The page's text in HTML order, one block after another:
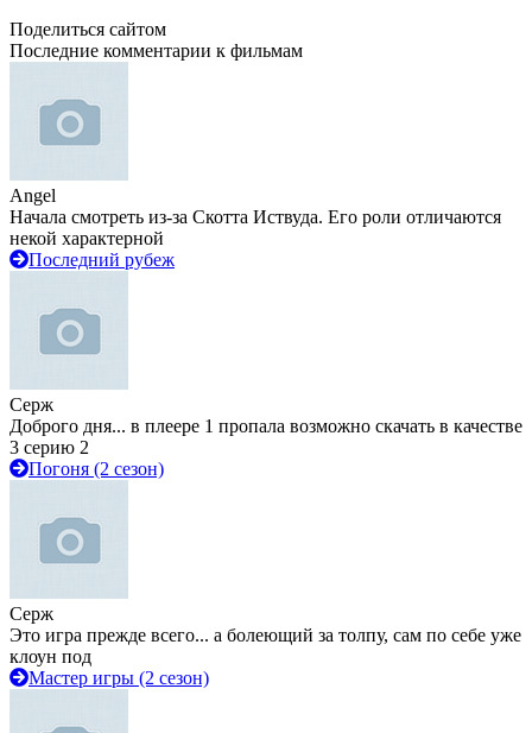
Поделиться сайтом
Последние комментарии к фильмам
Angel
Начала смотреть из-за Скотта Иствуда. Его роли отличаются
некой характерной
Последний рубеж
Серж
Доброго дня... в плеере 1 пропала возможно скачать в качестве
3 серию 2
Погоня (2 сезон)
Серж
Это игра прежде всего... а болеющий за толпу, сам по себе уже
клоун под
Мастер игры (2 сезон)